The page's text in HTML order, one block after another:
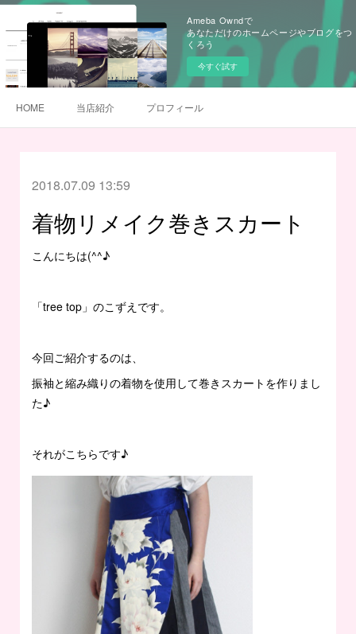
Ameba Owndで
あなただけのホームページやブログをつ
くろう
今すぐ試す
HOME 当店紹介 プロフィール
2018.07.09 13:59
着物リメイク巻きスカート
こんにちは(^^♪
「tree top」のこずえです。
今回ご紹介するのは、
振袖と縮み織りの着物を使用して巻きスカートを作りまし
た♪
それがこちらです♪